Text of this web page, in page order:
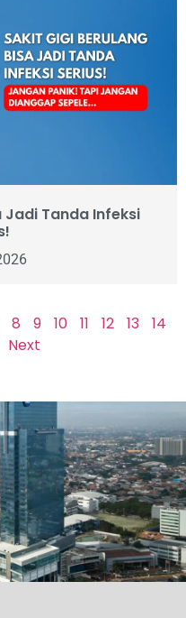
Jadi Tanda Infeksi
8 9 10 11 12 13
14
Next